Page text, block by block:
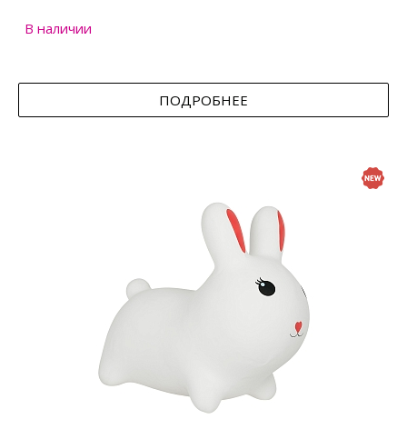
В наличии
ПОДРОБНЕЕ